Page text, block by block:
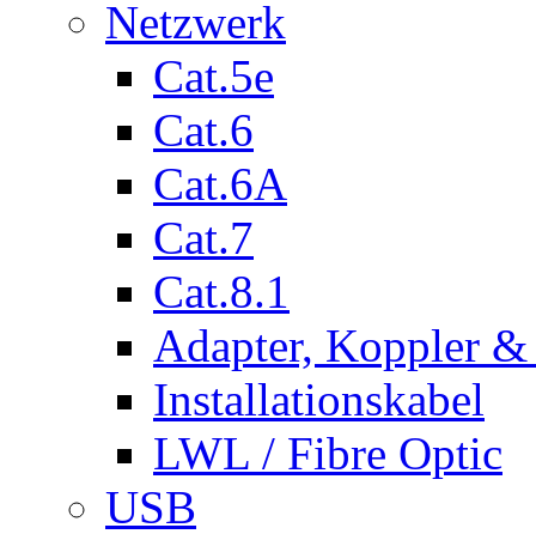
Netzwerk
Cat.5e
Cat.6
Cat.6A
Cat.7
Cat.8.1
Adapter, Koppler &
Installationskabel
LWL / Fibre Optic
USB